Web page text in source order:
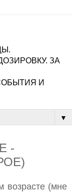
ЗА
И
▼
-
возрасте (мне